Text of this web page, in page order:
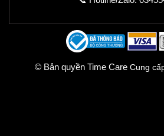
© Bản quyền Time Care Cung